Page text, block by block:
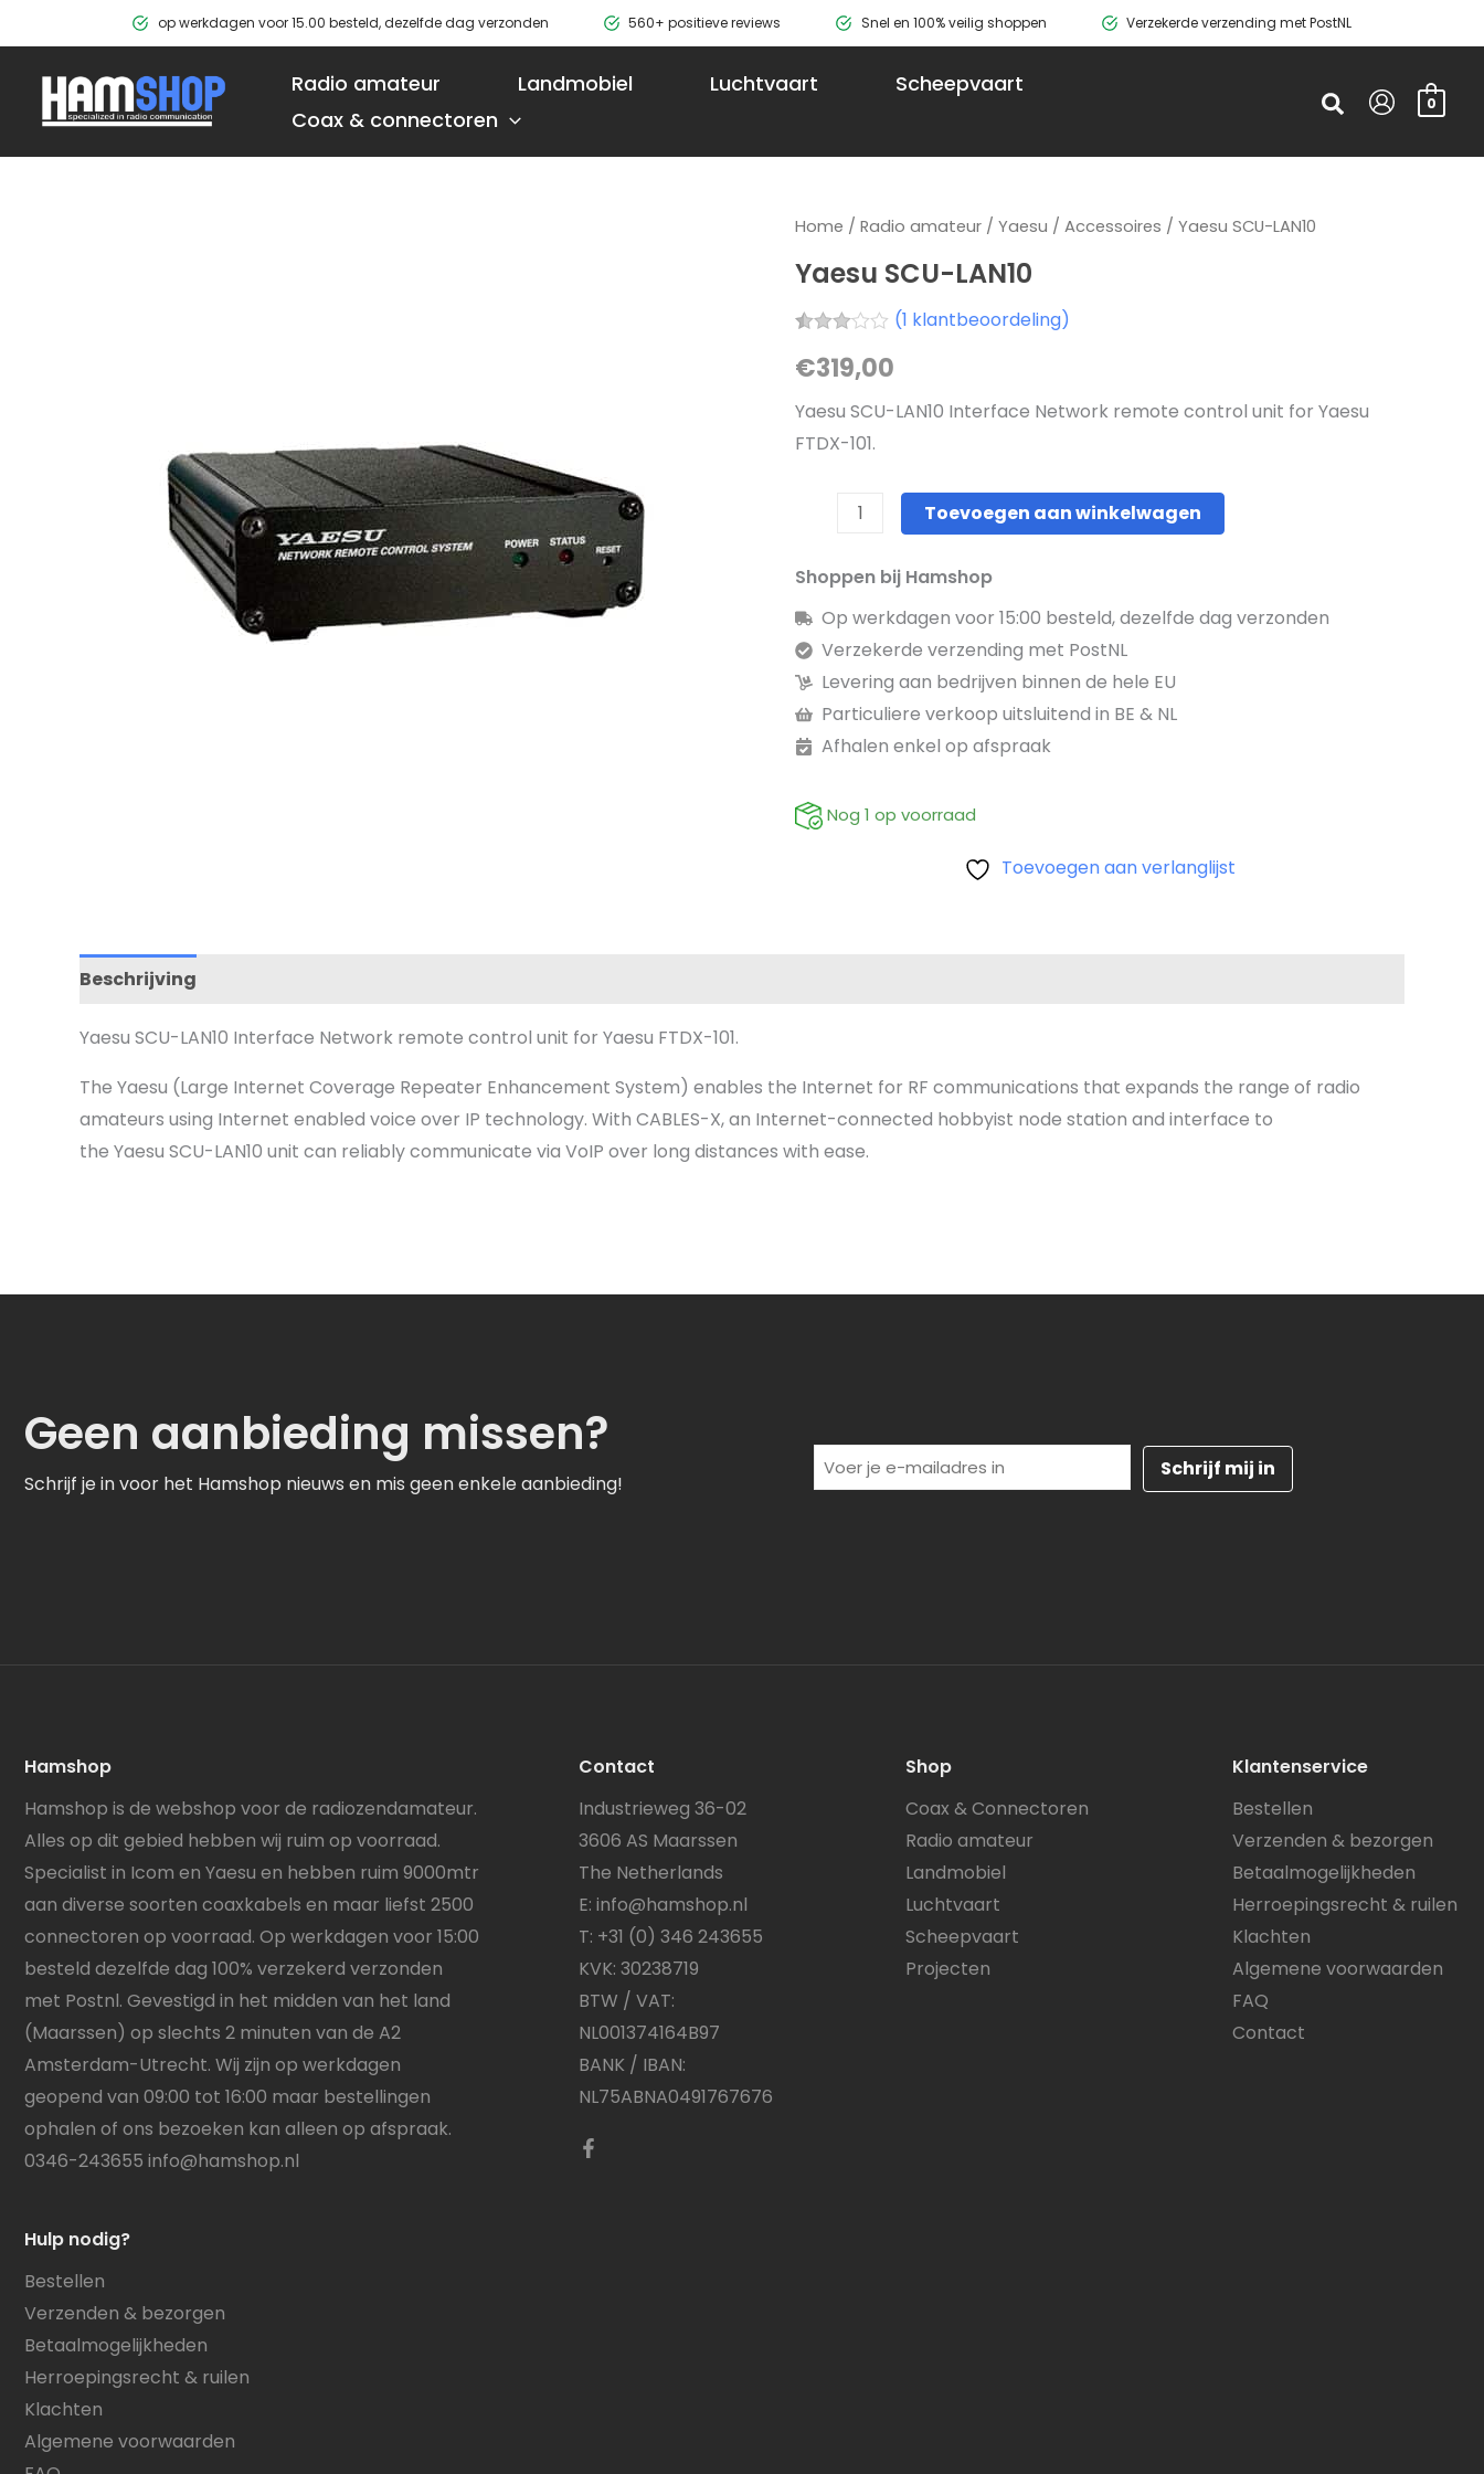
op werkdagen voor 15.00 besteld, dezelfde dag verzonden 560+ positieve reviews Snel en 100% veilig shoppen Verzekerde verzending met PostNL
naar
Radio amateur Landmobiel Luchtvaart
Scheepvaart
Coax & connectoren
Zoeken 0
Home / Radio amateur / Yaesu / Accessoires / Yaesu SCU-LAN10
Yaesu SCU-LAN10
3.00
op 5
op
klantbeoordeling
(1 klantbeoordeling)
€319,00
Yaesu SCU-LAN10 Interface Network remote control unit for Yaesu
FTDX-101.
Yaesu
SCU-
LAN10
aantal
Toevoegen aan winkelwagen
Shoppen bij Hamshop
Op werkdagen voor 15:00 besteld, dezelfde dag verzonden
Verzekerde verzending met PostNL
Levering aan bedrijven binnen de hele EU
Particuliere verkoop uitsluitend in BE & NL
Afhalen enkel op afspraak
Nog 1 op voorraad
Toevoegen aan verlanglijst
Beschrijving
Yaesu SCU-LAN10 Interface Network remote control unit for Yaesu FTDX-101.
The Yaesu (Large Internet Coverage Repeater Enhancement System) enables the Internet for RF communications that expands the range of radio
amateurs using Internet enabled voice over IP technology. With CABLES-X, an Internet-connected hobbyist node station and interface to
the Yaesu SCU-LAN10 unit can reliably communicate via VoIP over long distances with ease.
Geen aanbieding missen?
Schrijf je in voor het Hamshop nieuws en mis geen enkele aanbieding!
Voer
je
(Vereist)
Hamshop
Hamshop is de webshop voor de radiozendamateur.
Alles op dit gebied hebben wij ruim op voorraad.
Specialist in Icom en Yaesu en hebben ruim 9000mtr
aan diverse soorten coaxkabels en maar liefst 2500
connectoren op voorraad. Op werkdagen voor 15:00
besteld dezelfde dag 100% verzekerd verzonden
met Postnl. Gevestigd in het midden van het land
(Maarssen) op slechts 2 minuten van de A2
Amsterdam-Utrecht. Wij zijn op werkdagen
geopend van 09:00 tot 16:00 maar bestellingen
ophalen of ons bezoeken kan alleen op afspraak.
0346-243655 info@hamshop.nl
Hulp nodig?
Bestellen
Verzenden & bezorgen
Betaalmogelijkheden
Herroepingsrecht & ruilen
Klachten
Algemene voorwaarden
Contact
Industrieweg 36-02
3606 AS Maarssen
The Netherlands
E: info@hamshop.nl
T: +31 (0) 346 243655
KVK: 30238719
BTW / VAT:
NL001374164B97
BANK / IBAN:
NL75ABNA0491767676
Shop
Coax & Connectoren
Radio amateur
Landmobiel
Luchtvaart
Scheepvaart
Projecten
Klantenservice
Bestellen
Verzenden & bezorgen
Betaalmogelijkheden
Herroepingsrecht & ruilen
Klachten
Algemene voorwaarden
FAQ
Contact